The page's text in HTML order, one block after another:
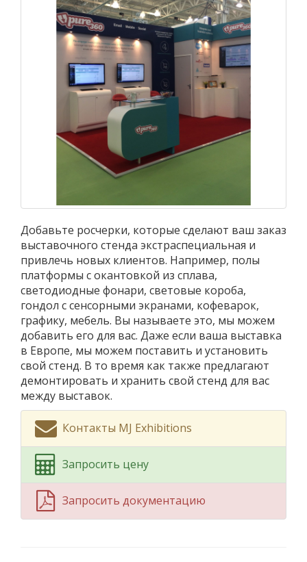
Добавьте росчерки, которые сделают ваш заказ
выставочного стенда экстраспециальная и
привлечь новых клиентов. Например, полы
платформы с окантовкой из сплава,
светодиодные фонари, световые короба,
гондол с сенсорными экранами, кофеварок,
графику, мебель. Вы называете это, мы можем
добавить его для вас. Даже если ваша выставка
в Европе, мы можем поставить и установить
свой стенд. В то время как также предлагают
демонтировать и хранить свой стенд для вас
между выставок.
Контакты MJ Exhibitions
Запросить цену
Запросить документацию